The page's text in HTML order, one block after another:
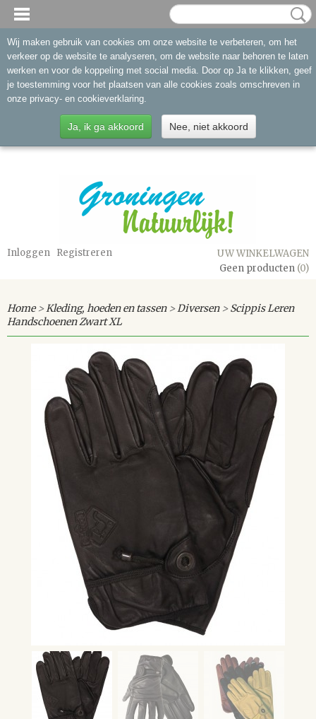
Inloggen Registreren
UW WINKELWAGEN
Geen producten (0)
Home>Kleding, hoeden en tassen>Diversen>Scippis Leren
Handschoenen Zwart XL
Wij maken gebruik van cookies om onze website te verbeteren, om het
verkeer op de website te analyseren, om de website naar behoren te laten
werken en voor de koppeling met social media. Door op Ja te klikken, geef
je toestemming voor het plaatsen van alle cookies zoals omschreven in
onze privacy- en cookieverklaring.
Ja, ik ga akkoord Nee, niet akkoord